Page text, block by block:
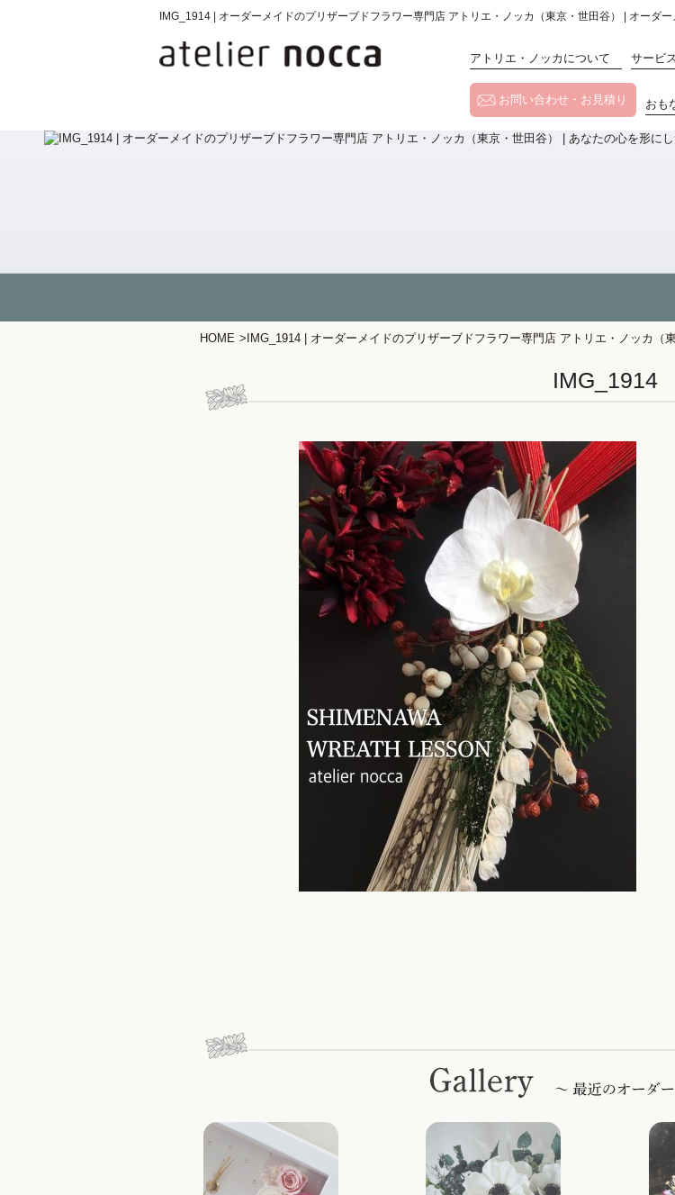
IMG_1914 | オーダーメイドのプリザーブドフラワー専門店 アトリエ・ノッカ（東京・世田谷） | オーダ
アトリエ・ノッカについて サービ
お問い合わせ・お見積り おも
HOME > IMG_1914 | オーダーメイドのプリザーブドフラワー専門店 アトリエ・ノッカ（
IMG_1914